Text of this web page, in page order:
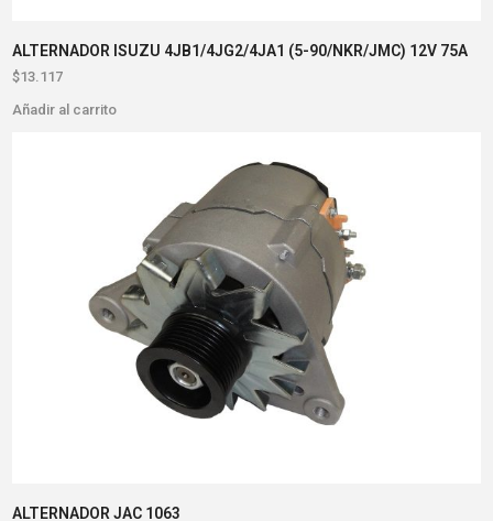
ALTERNADOR ISUZU 4JB1/4JG2/4JA1 (5-90/NKR/JMC) 12V 75A
$13.117
Añadir al carrito
ALTERNADOR JAC 1063